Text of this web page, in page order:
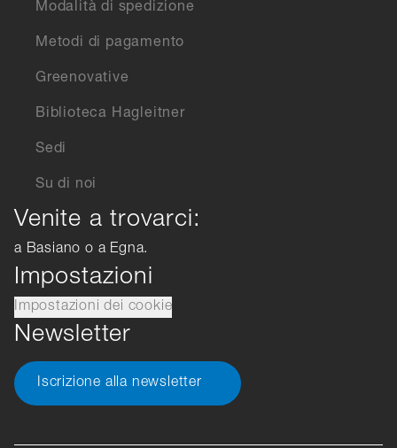
Modalità di spedizione
Metodi di pagamento
Greenovative
Biblioteca Hagleitner
Sedi
Su di noi
Venite a trovarci:
a Basiano o a Egna.
Impostazioni
Impostazioni dei cookie
Newsletter
Iscrizione alla newsletter